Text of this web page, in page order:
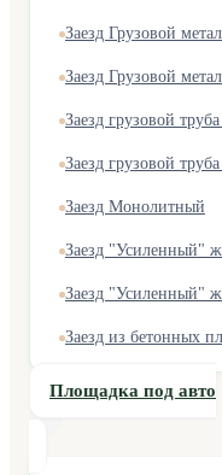
Заезд Грузовой
Заезд Грузовой
Заезд грузовой
Заезд грузовой
Заезд Монолитный
Заезд "Усиленный"
Заезд "Усиленный"
Заезд из бетонных
Площадка под авто